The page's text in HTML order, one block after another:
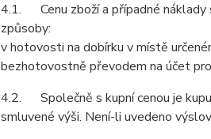
4.1. Cenu zboží a případné náklady
způsoby:
v hotovosti na dobírku v místě
bezhotovostně převodem na účet
4.2. Společně s kupní cenou je
smluvené výši. Není-li uvedeno